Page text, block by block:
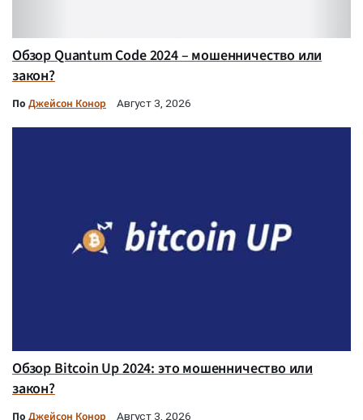
Обзор Quantum Code 2024 – мошенничество или
закон?
По Джейсон Конор Август 3, 2026
Обзор Bitcoin Up 2024: это мошенничество или
закон?
По Джейсон Конор Август 3, 2026